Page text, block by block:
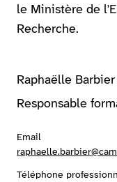
le Ministère de
Recherche.
Raphaëlle Barbier
Responsable
Email
Téléphone